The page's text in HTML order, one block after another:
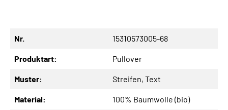
Nr. 15310573005-68
Produktart: Pullover
Muster: Streifen, Text
Material: 100% Baumwolle (bio)